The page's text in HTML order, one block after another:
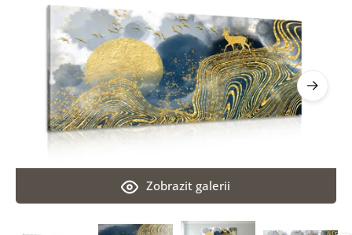
Zobrazit galerii